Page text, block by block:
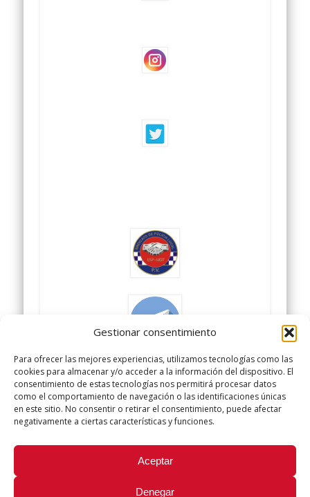
Gestionar consentimiento
Para ofrecer las mejores experiencias, utilizamos tecnologías como las
cookies para almacenar y/o acceder a la información del dispositivo. El
consentimiento de estas tecnologías nos permitirá procesar datos
como el comportamiento de navegación o las identificaciones únicas
en este sitio. No consentir o retirar el consentimiento, puede afectar
negativamente a ciertas características y funciones.
Aceptar
Denegar
SINDICATO POLICIA LOCAL
UGT
Did you like this article? Share it with your friends!